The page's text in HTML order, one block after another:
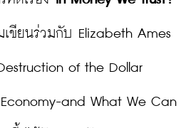
ขียนร่วมกับ Elizabeth Ames
of the Dollar
and What We Can